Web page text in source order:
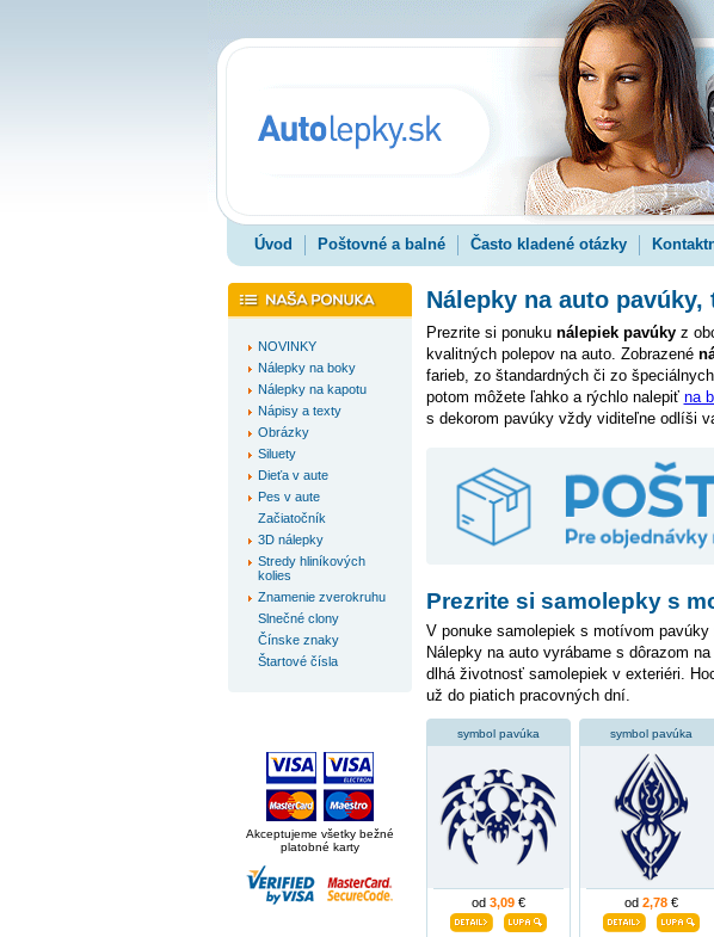
Úvod Poštovné a balné Často kladené otázky
NOVINKY
Nálepky na boky
Nálepky na kapotu
Nápisy a texty
Obrázky
Siluety
Dieťa v aute
Pes v aute
Začiatočník
3D nálepky
Stredy hliníkových
kolies
Znamenie zverokruhu
Slnečné clony
Čínske znaky
Štartové čísla
Akceptujeme všetky bežné
platobné karty
Nálepky na auto
Prezrite si ponuku nálepiek pavúkyz
kvalitných polepov na auto. Zobrazené
farieb, zo štandardných či zo
potom môžete ľahko a rýchlo nalepiť na
s dekorom pavúky vždy viditeľne odlíši
Prezrite si samolepky s
V ponuke samolepiek s motívom
Nálepky na auto vyrábame s dôrazom
dlhá životnosť samolepiek v exteriéri.
už do piatich pracovných dní.
symbol pavúka
od 3,09€
symbol pavúka
od 2,78€